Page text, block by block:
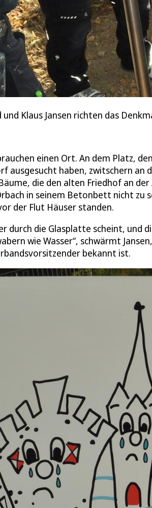
Klaus Jansen richten das
einen Ort. An dem Platz,
ausgesucht haben, zwitschern an
die den alten Friedhof an
in seinem Betonbett nicht zu
der Flut Häuser standen.
durch die Glasplatte scheint, und
wie Wasser“, schwärmt
bekannt ist.